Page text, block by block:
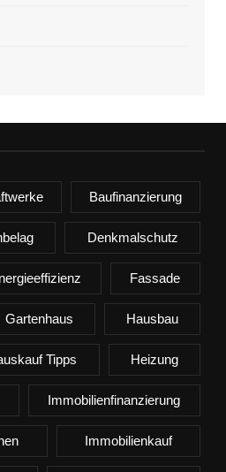
Baufinanzierung
Denkmalschutz
Fassade
Gartenhaus Hausbau
Tipps Heizung
Immobilienfinanzierung
Immobilienkauf